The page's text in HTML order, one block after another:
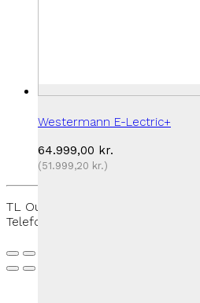
Westermann E-Lectric+
64.999,00 kr.
(51.999,20 kr.)
TL Outdoor - Rantzausmindevej
Telefon: